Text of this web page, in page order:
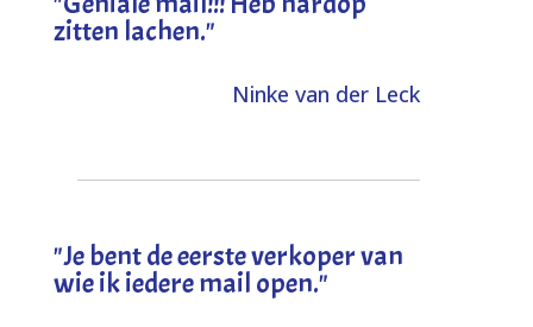
zitten lachen."
Ninke van der Leck
"Je bent de eerste verkoper van
wie ik iedere mail open."